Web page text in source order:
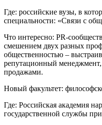
Где: российские вузы, в
специальности: «Связи с
Что интересно: PR-
смешением двух разных
общественностью –
репутационный менеджмент,
продажами.
Новый факультет:
Где: Российская академия
государственной службы